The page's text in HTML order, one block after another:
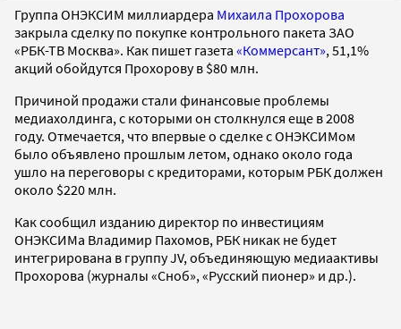
Группа ОНЭКСИМ миллиардера Михаила Прохорова
закрыла сделку по покупке контрольного пакета ЗАО
«РБК-ТВ Москва». Как пишет газета «Коммерсант», 51,1%
акций обойдутся Прохорову в $80 млн.
Причиной продажи стали финансовые проблемы
медиахолдинга, с которыми он столкнулся еще в 2008
году. Отмечается, что впервые о сделке с ОНЭКСИМом
было объявлено прошлым летом, однако около года
ушло на переговоры с кредиторами, которым РБК должен
около $220 млн.
Как сообщил изданию директор по инвестициям
ОНЭКСИМа Владимир Пахомов, РБК никак не будет
интегрирована в группу JV, объединяющую медиаактивы
Прохорова (журналы «Сноб», «Русский пионер» и др.).